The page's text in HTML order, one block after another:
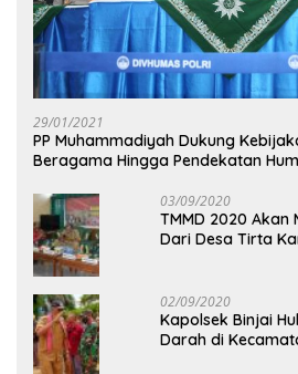
29/01/2021
PP Muhammadiyah Dukung
Beragama Hingga Pendekatan
03/09/2020
TMMD 2020 Akan
Dari Desa Tirta
02/09/2020
Kapolsek Binjai
Darah di